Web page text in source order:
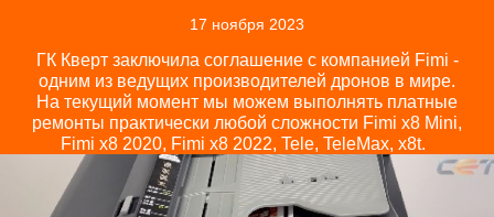
17 ноября 2023
ГК Кверт заключила соглашение с компанией Fimi -
одним из ведущих производителей дронов в мире.
На текущий момент мы можем выполнять платные
ремонты практически любой сложности Fimi x8 Mini,
Fimi x8 2020, Fimi x8 2022, Tele, TeleMax, x8t.